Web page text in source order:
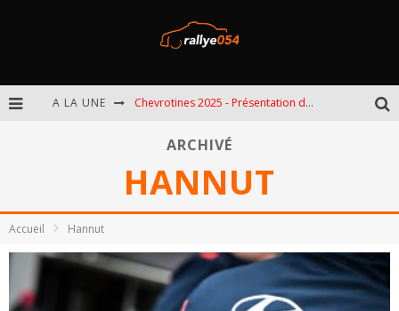
A LA UNE Chevrotines 2025 - Présentation de l'épreuve
Spa 2025 - Présentation de l'épreuve
ARCHIVÉ
HANNUT
Accueil Hannut